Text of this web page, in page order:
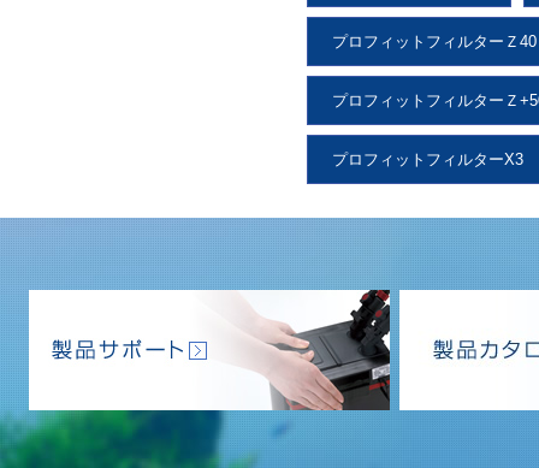
プロフィットフィルターＺ40
プロフィットフィルターＺ
プロフィットフィルターX3